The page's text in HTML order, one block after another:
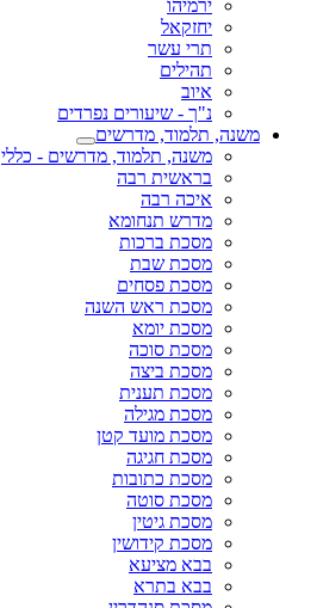
ירמיהו
יחזקאל
תרי עשר
תהילים
איוב
נ"ך - שיעורים נפרדים
משנה, תלמוד, מדרשים
משנה, תלמוד, מדרשים - כללי
בראשית רבה
איכה רבה
מדרש תנחומא
מסכת ברכות
מסכת שבת
מסכת פסחים
מסכת ראש השנה
מסכת יומא
מסכת סוכה
מסכת ביצה
מסכת תענית
מסכת מגילה
מסכת מועד קטן
מסכת חגיגה
מסכת כתובות
מסכת סוטה
מסכת גיטין
מסכת קידושין
בבא מציעא
בבא בתרא